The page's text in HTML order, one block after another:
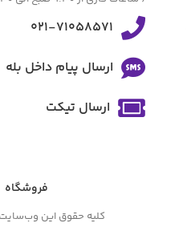
021-71058571
ارسال پیام داخل بله
ارسال تیکت
فروشگاه
کلیه حقوق این